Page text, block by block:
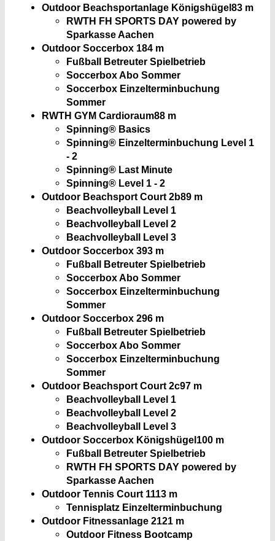
Outdoor Beachsportanlage Königshügel83 m
RWTH FH SPORTS DAY powered by
Sparkasse Aachen
Outdoor Soccerbox 184 m
Fußball Betreuter Spielbetrieb
Soccerbox Abo Sommer
Soccerbox Einzelterminbuchung
Sommer
RWTH GYM Cardioraum88 m
Spinning® Basics
Spinning® Einzelterminbuchung Level 1
- 2
Spinning® Last Minute
Spinning® Level 1 - 2
Outdoor Beachsport Court 2b89 m
Beachvolleyball Level 1
Beachvolleyball Level 2
Beachvolleyball Level 3
Outdoor Soccerbox 393 m
Fußball Betreuter Spielbetrieb
Soccerbox Abo Sommer
Soccerbox Einzelterminbuchung
Sommer
Outdoor Soccerbox 296 m
Fußball Betreuter Spielbetrieb
Soccerbox Abo Sommer
Soccerbox Einzelterminbuchung
Sommer
Outdoor Beachsport Court 2c97 m
Beachvolleyball Level 1
Beachvolleyball Level 2
Beachvolleyball Level 3
Outdoor Soccerbox Königshügel100 m
Fußball Betreuter Spielbetrieb
RWTH FH SPORTS DAY powered by
Sparkasse Aachen
Outdoor Tennis Court 1113 m
Tennisplatz Einzelterminbuchung
Outdoor Fitnessanlage 2121 m
Outdoor Fitness Bootcamp